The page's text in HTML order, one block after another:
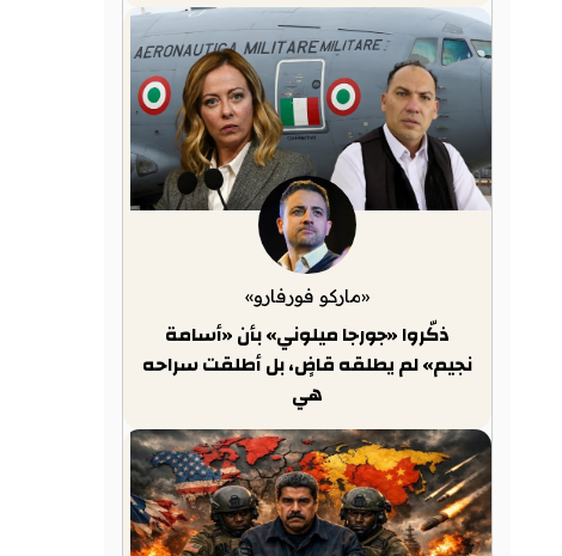
«ماركو فورفارو»
ذكّروا «جورجا ميلوني» بأن «أسامة
نجيم» لم يطلقه قاضٍ، بل أطلقت سراحه
هي